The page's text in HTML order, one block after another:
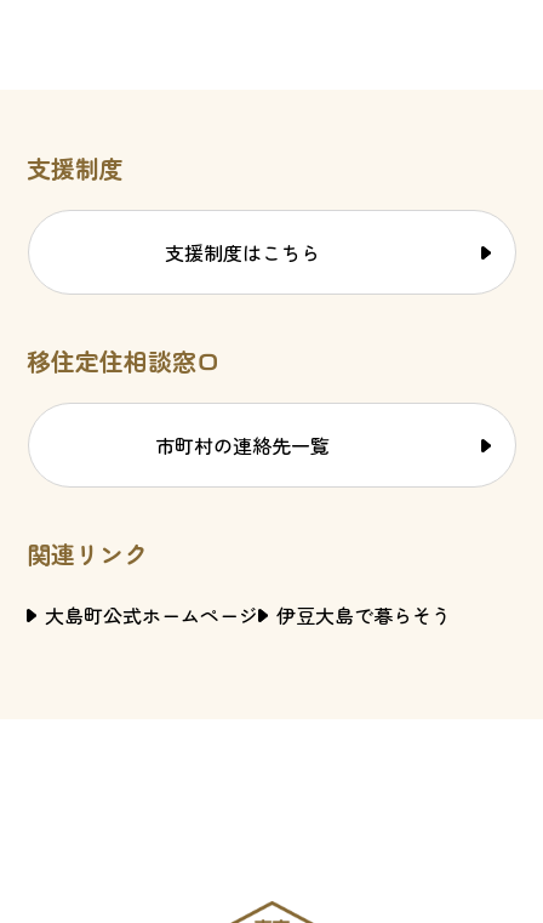
支援制度
支援制度はこちら
移住定住相談窓口
市町村の連絡先一覧
関連リンク
大島町公式ホームページ 伊豆大島で暮らそう